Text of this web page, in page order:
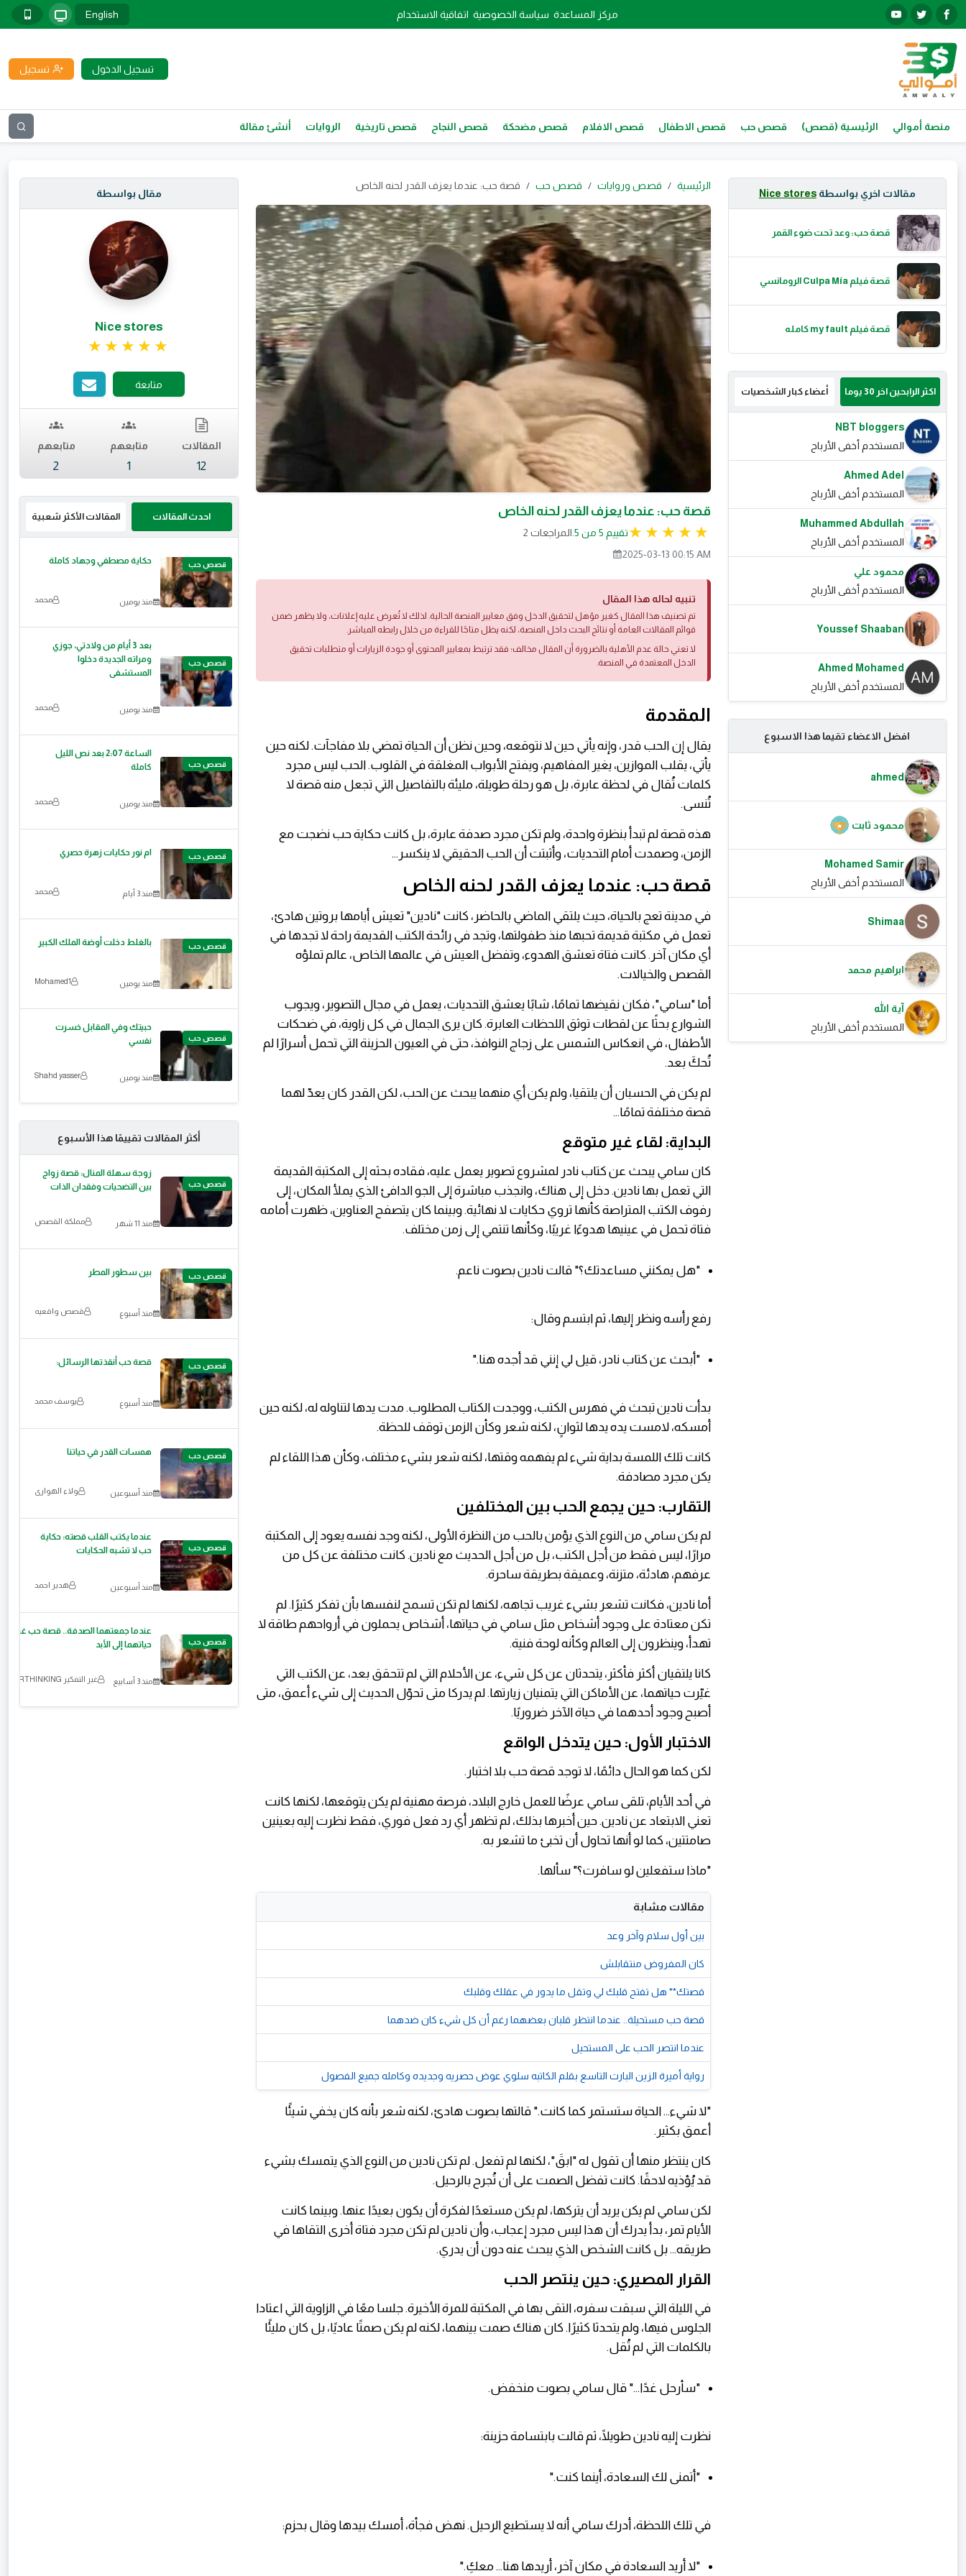
مركز المساعدة سياسة الخصوصية اتفاقية الاستخدام English
تسجيل الدخول تسجيل
منصة أموالي الرئيسية (قصص) قصص حب قصص الاطفال قصص الافلام قصص مضحكة قصص النجاح قصص تاريخية الروايات أنشئ مقالة
مقالات اخري بواسطةNice stores
قصة حب: وعد تحت ضوء القمر
قصة فيلم Culpa Mía الرومانسي
قصة فيلم my fault كامله
اكثر الرابحين اخر 30 يوما أعضاء كبار الشخصيات
NBT bloggers
المستخدم أخفى الأرباح
Ahmed Adel
المستخدم أخفى الأرباح
Muhammed Abdullah
المستخدم أخفى الأرباح
محمود علي
المستخدم أخفى الأرباح
Youssef Shaaban
Ahmed Mohamed
المستخدم أخفى الأرباح
افضل الاعضاء تقيما هذا الاسبوع
ahmed
محمود ثابت
Mohamed Samir
المستخدم أخفى الأرباح
Shimaa
ابراهيم محمد
آية الله
المستخدم أخفى الأرباح
الرئيسية قصص وروايات قصص حب قصة حب: عندما يعزف القدر لحنه الخاص
قصة حب: عندما يعزف القدر لحنه الخاص
تقييم 5 من 5.
2 المراجعات
2025-03-13 00:15 AM
تنبيه لحاله هذا المقال
تم تصنيف هذا المقال كغير مؤهل لتحقيق الدخل وفق معايير المنصة الحالية. لذلك لا تُعرض عليه إعلانات، ولا يظهر ضمن
قوائم المقالات العامة أو نتائج البحث داخل المنصة، لكنه يظل متاحًا للقراءة من خلال رابطه المباشر.
لا تعني حالة عدم الأهلية بالضرورة أن المقال مخالف؛ فقد ترتبط بمعايير المحتوى أو جودة الزيارات أو متطلبات تحقيق
الدخل المعتمدة في المنصة.
المقدمة
يقال إن الحب قدر، وإنه يأتي حين لا نتوقعه، وحين نظن أن الحياة تمضي بلا مفاجآت. لكنه حين
يأتي، يقلب الموازين، يغير المفاهيم، ويفتح الأبواب المغلقة في القلوب. الحب ليس مجرد
كلمات تُقال في لحظة عابرة، بل هو رحلة طويلة، مليئة بالتفاصيل التي تجعل منه قصة لا
تُنسى.
هذه قصة لم تبدأ بنظرة واحدة، ولم تكن مجرد صدفة عابرة، بل كانت حكاية حب نضجت مع
الزمن، وصمدت أمام التحديات، وأثبتت أن الحب الحقيقي لا ينكسر…
قصة حب: عندما يعزف القدر لحنه الخاص
في مدينة تعج بالحياة، حيث يلتقي الماضي بالحاضر، كانت "نادين" تعيش أيامها بروتين هادئ،
تعمل في مكتبة قديمة تحبها منذ طفولتها، وتجد في رائحة الكتب القديمة راحة لا تجدها في
أي مكان آخر. كانت فتاة تعشق الهدوء، وتفضل العيش في عالمها الخاص، عالم تملؤه
القصص والخيالات.
أما "سامي"، فكان نقيضها تمامًا، شابًا يعشق التحديات، يعمل في مجال التصوير، ويجوب
الشوارع بحثًا عن لقطات توثق اللحظات العابرة. كان يرى الجمال في كل زاوية، في ضحكات
الأطفال، في انعكاس الشمس على زجاج النوافذ، حتى في العيون الحزينة التي تحمل أسرارًا لم
تُحكَ بعد.
لم يكن في الحسبان أن يلتقيا، ولم يكن أي منهما يبحث عن الحب، لكن القدر كان يعدّ لهما
قصة مختلفة تمامًا...
البداية: لقاء غير متوقع
كان سامي يبحث عن كتاب نادر لمشروع تصوير يعمل عليه، فقاده بحثه إلى المكتبة القديمة
التي تعمل بها نادين. دخل إلى هناك، وانجذب مباشرة إلى الجو الدافئ الذي يملأ المكان، إلى
رفوف الكتب المتراصة كأنها تروي حكايات لا نهائية. وبينما كان يتصفح العناوين، ظهرت أمامه
فتاة تحمل في عينيها هدوءًا غريبًا، وكأنها تنتمي إلى زمن مختلف.
"هل يمكنني مساعدتك؟" قالت نادين بصوت ناعم.
رفع رأسه ونظر إليها، ثم ابتسم وقال:
"أبحث عن كتاب نادر، قيل لي إنني قد أجده هنا."
بدأت نادين تبحث في فهرس الكتب، ووجدت الكتاب المطلوب. مدت يدها لتناوله له، لكنه حين
أمسكه، لامست يده يدها لثوانٍ، لكنه شعر وكأن الزمن توقف للحظة.
كانت تلك اللمسة بداية شيء لم يفهمه وقتها، لكنه شعر بشيء مختلف، وكأن هذا اللقاء لم
يكن مجرد مصادفة.
التقارب: حين يجمع الحب بين المختلفين
لم يكن سامي من النوع الذي يؤمن بالحب من النظرة الأولى، لكنه وجد نفسه يعود إلى المكتبة
مرارًا، ليس فقط من أجل الكتب، بل من أجل الحديث مع نادين. كانت مختلفة عن كل من
عرفهم، هادئة، متزنة، وعميقة بطريقة ساحرة.
أما نادين، فكانت تشعر بشيء غريب تجاهه، لكنها لم تكن تسمح لنفسها بأن تفكر كثيرًا. لم
تكن معتادة على وجود أشخاص مثل سامي في حياتها، أشخاص يحملون في أرواحهم طاقة لا
تهدأ، وينظرون إلى العالم وكأنه لوحة فنية.
كانا يلتقيان أكثر فأكثر، يتحدثان عن كل شيء، عن الأحلام التي لم تتحقق بعد، عن الكتب التي
غيّرت حياتهما، عن الأماكن التي يتمنيان زيارتها. لم يدركا متى تحوّل الحديث إلى شيء أعمق، متى
أصبح وجود أحدهما في حياة الآخر ضروريًا.
الاختبار الأول: حين يتدخل الواقع
لكن كما هو الحال دائمًا، لا توجد قصة حب بلا اختبار.
في أحد الأيام، تلقى سامي عرضًا للعمل خارج البلاد، فرصة مهنية لم يكن يتوقعها، لكنها كانت
تعني الابتعاد عن نادين. حين أخبرها بذلك، لم تظهر أي رد فعل فوري، فقط نظرت إليه بعينين
صامتتين، كما لو أنها تحاول أن تخبئ ما تشعر به.
"ماذا ستفعلين لو سافرت؟" سألها.
مقالات مشابة
بين أول سلام وآخر وعد
كان المفروض منتقابلش
قصتك** هل تفتح قلبك لي وتقل ما يدور في عقلك وقلبك
قصة حب مستحيلة.. عندما انتظر قلبان بعضهما رغم أن كل شيء كان ضدهما
عندما انتصر الحب على المستحيل
رواية أميرة الزين البارت التاسع بقلم الكاتبه سلوي عوض حصريه وجديده وكامله جميع الفصول
"لا شيء... الحياة ستستمر كما كانت." قالتها بصوت هادئ، لكنه شعر بأنه كان يخفي شيئًا
أعمق بكثير.
كان ينتظر منها أن تقول له "ابقَ"، لكنها لم تفعل. لم تكن نادين من النوع الذي يتمسك بشيء
قد يُؤذيه لاحقًا. كانت تفضل الصمت على أن تُجرح بالرحيل.
لكن سامي لم يكن يريد أن يتركها، لم يكن مستعدًا لفكرة أن يكون بعيدًا عنها. وبينما كانت
الأيام تمر، بدأ يدرك أن هذا ليس مجرد إعجاب، وأن نادين لم تكن مجرد فتاة أخرى التقاها في
طريقه... بل كانت الشخص الذي يبحث عنه دون أن يدري.
القرار المصيري: حين ينتصر الحب
في الليلة التي سبقت سفره، التقى بها في المكتبة للمرة الأخيرة. جلسا معًا في الزاوية التي اعتادا
الجلوس فيها، ولم يتحدثا كثيرًا. كان هناك صمت بينهما، لكنه لم يكن صمتًا عاديًا، بل كان مليئًا
بالكلمات التي لم تُقل.
"سأرحل غدًا..." قال سامي بصوت منخفض.
نظرت إليه نادين طويلًا، ثم قالت بابتسامة حزينة:
"أتمنى لك السعادة، أينما كنت."
في تلك اللحظة، أدرك سامي أنه لا يستطيع الرحيل. نهض فجأة، أمسك بيدها وقال بحزم:
"لا أريد السعادة في مكان آخر، أريدها هنا... معكِ."
مقال بواسطة
Nice stores
تقييم 5 من 5.
متابعة
المقالات
12
متابعهم
1
متابعهم
2
احدث المقالات المقالات الأكثر شعبية
قصص حب حكاية مصطفي وجهاد كاملة
منذ يومين محمد
قصص حب
بعد 3 أيام من ولادتي، جوزي
ومراته الجديدة دخلوا
المستشفى
منذ يومين محمد
قصص حب
الساعة 2:07 بعد نص الليل
كاملة
منذ يومين محمد
قصص حب ام نور حكايات زهرة حصري
منذ 3 أيام محمد
قصص حب بالغلط دخلت أوضة الملك الكبير
منذ يومين Mohamed1
قصص حب
حبيتك وفي المقابل خسرت
نفسي
منذ يومين Shahd yasser
أكثر المقالات تقييمًا هذا الأسبوع
قصص حب
زوجة سهلة المنال: قصة زواج
بين التضحيات وفقدان الذات
منذ 11 شهر مملكة القصص
قصص حب بين سطور المطر
منذ أسبوع قصص واقعيه
قصص حب قصة حب أنقذتها الرسائل:
منذ أسبوع يوسف محمد
قصص حب همسات القدر في حياتنا
منذ أسبوعين ولاء الهوارى
قصص حب
عندما يكتب القلب قصته: حكاية
حب لا تشبه الحكايات
منذ أسبوعين هدير احمد
قصص حب
عندما جمعتهما الصدفة.. قصة حب غيرت
حياتهما إلى الأبد
منذ 3 أسابيع غير التفكير OVERTHINKING